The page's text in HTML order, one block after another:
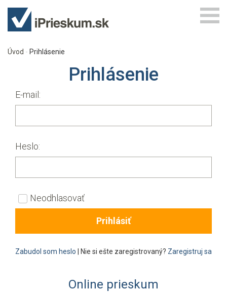
Úvod Prihlásenie
Prihlásenie
E-mail:
Heslo:
Neodhlasovať
Zabudol som heslo | Nie si ešte zaregistrovaný? Zaregistruj sa
Online prieskum